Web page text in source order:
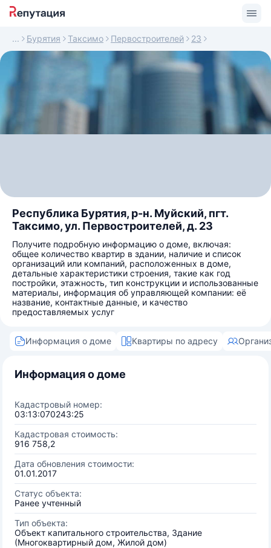
Бурятия Таксимо Первостроителей 23
Республика Бурятия, р-н. Муйский, пгт.
Таксимо, ул. Первостроителей, д. 23
Получите подробную информацию о доме, включая:
общее количество квартир в здании, наличие и список
организаций или компаний, расположенных в доме,
детальные характеристики строения, такие как год
постройки, этажность, тип конструкции и использованные
материалы, информация об управляющей компании: её
название, контактные данные, и качество
предоставляемых услуг
Информация о доме Квартиры по адресу
Информация о доме
Кадастровый номер:
03:13:070243:25
Кадастровая стоимость:
916 758,2
Дата обновления стоимости:
01.01.2017
Статус объекта:
Ранее учтенный
Тип объекта:
Объект капитального строительства, Здание
(Многоквартирный дом, Жилой дом)